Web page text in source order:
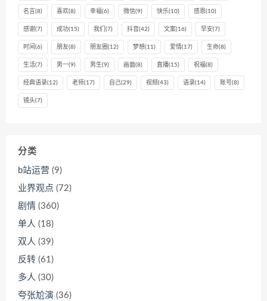
名言 (8) 喜欢(8) 幸福(6) 微信(9) 快乐(10) 感恩(10)
感谢(7) 成功(15) 我们 (7) 抖音(42) 文案(16) 早安(7)
时间 (6) 朋友(8) 朋友圈 (12) 梦想(11) 爱情(17) 生命(8)
生活(7) 男一(9) 男生(9) 画面(8) 直播(15) 祝福(8)
经典语录(12) 老师(17) 自己(29) 视频(43) 语录(14) 账号(8)
镜头(7)
分类
b站运营 (9)
业界观点 (72)
剧情 (360)
单人 (18)
双人 (39)
反转 (61)
多人 (30)
夸张尬演 (36)